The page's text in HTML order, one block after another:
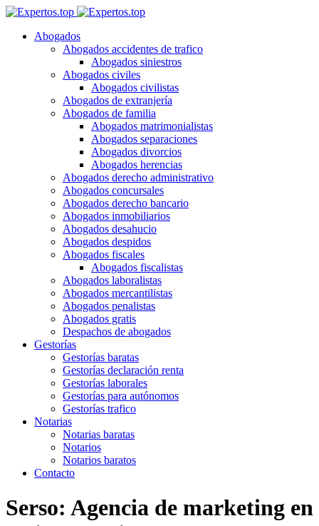
Abogados
Abogados accidentes de trafico
Abogados siniestros
Abogados civiles
Abogados civilistas
Abogados de extranjería
Abogados de familia
Abogados matrimonialistas
Abogados separaciones
Abogados divorcios
Abogados herencias
Abogados derecho administrativo
Abogados concursales
Abogados derecho bancario
Abogados inmobiliarios
Abogados desahucio
Abogados despidos
Abogados fiscales
Abogados fiscalistas
Abogados laboralistas
Abogados mercantilistas
Abogados penalistas
Abogados gratis
Despachos de abogados
Gestorías
Gestorías baratas
Gestorías declaración renta
Gestorías laborales
Gestorías para autónomos
Gestorías trafico
Notarias
Notarias baratas
Notarios
Notarios baratos
Contacto
Serso: Agencia de marketing en